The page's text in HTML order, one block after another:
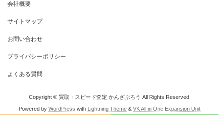
会社概要
サイトマップ
お問い合わせ
プライバシーポリシー
よくある質問
Copyright © 買取・スピード査定 かんざぶろう All Rights Reserved.
Powered by WordPress with Lightning Theme & VK All in One Expansion Unit